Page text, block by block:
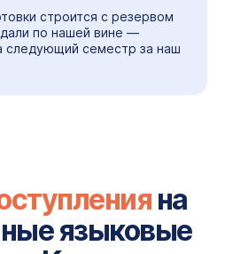
строится с резервом
по нашей вине —
следующий семестр за наш
на
языковые